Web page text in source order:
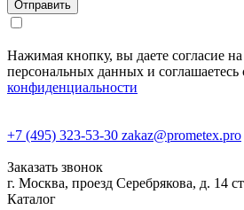
Нажимая кнопку, вы даете согласие
персональных данных и соглашаетесь
конфиденциальности
+7 (495) 323-53-30 zakaz@prometex.pro
Заказать звонок
г. Москва, проезд Серебрякова, д. 14
Каталог